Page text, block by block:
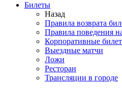
Билеты
Назад
Правила возврата
Правила поведения
Корпоративные
Выездные матчи
Ложи
Ресторан
Трансляции в городе